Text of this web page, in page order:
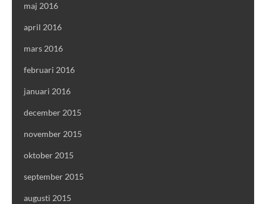
maj 2016
april 2016
mars 2016
februari 2016
januari 2016
december 2015
november 2015
oktober 2015
september 2015
augusti 2015